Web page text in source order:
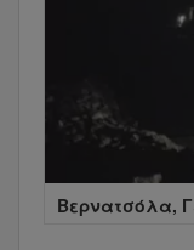
Βερνατσόλα,